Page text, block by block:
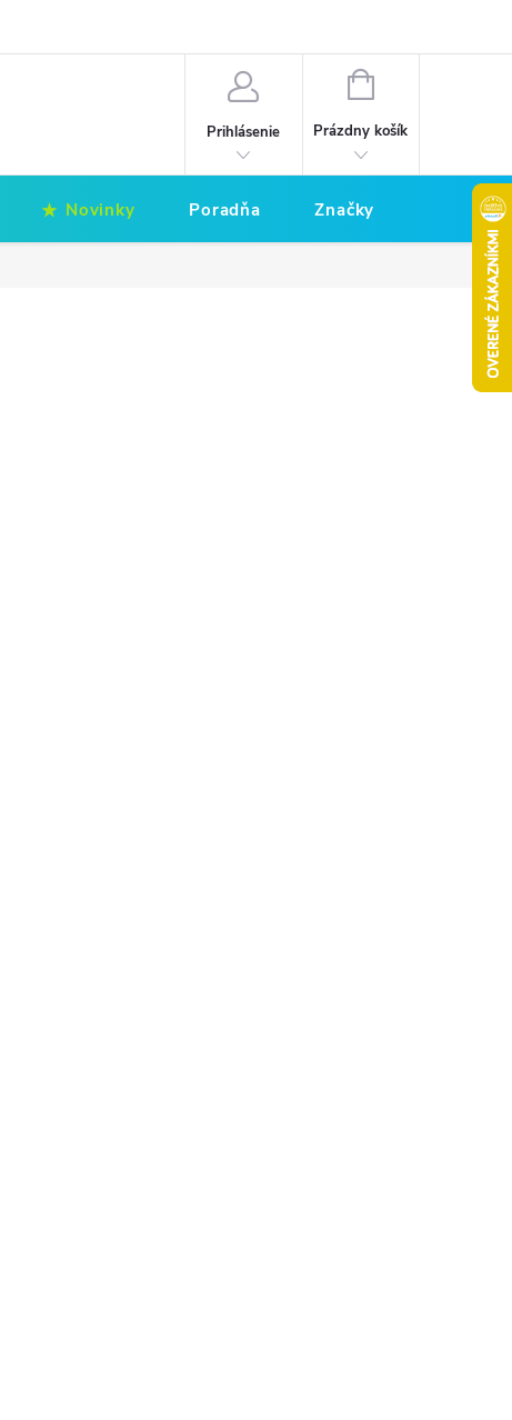
Prihlásenie
NÁKUPNÝ
Prázdny košík
Novinky Poradňa Značky